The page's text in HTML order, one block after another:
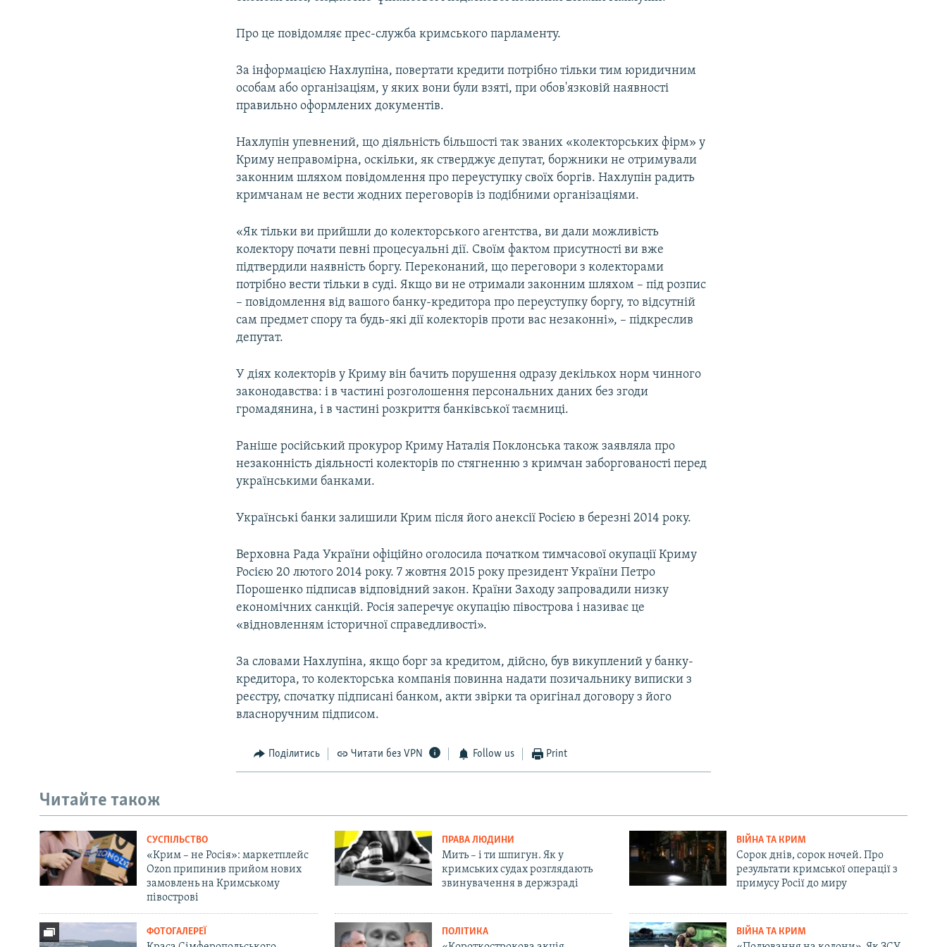
Про це повідомляє прес-служба кримського парламенту.
За інформацією Нахлупіна, повертати кредити потрібно тільки тим юридичним
особам або організаціям, у яких вони були взяті, при обов'язковій наявності
правильно оформлених документів.
Нахлупін упевнений, що діяльність більшості так званих «колекторських фірм» у
Криму неправомірна, оскільки, як стверджує депутат, боржники не отримували
законним шляхом повідомлення про переуступку своїх боргів. Нахлупін радить
кримчанам не вести жодних переговорів із подібними організаціями.
«Як тільки ви прийшли до колекторського агентства, ви дали можливість
колектору почати певні процесуальні дії. Своїм фактом присутності ви вже
підтвердили наявність боргу. Переконаний, що переговори з колекторами
потрібно вести тільки в суді. Якщо ви не отримали законним шляхом – під розпис
– повідомлення від вашого банку-кредитора про переуступку боргу, то відсутній
сам предмет спору та будь-які дії колекторів проти вас незаконні», – підкреслив
депутат.
У діях колекторів у Криму він бачить порушення одразу декількох норм чинного
законодавства: і в частині розголошення персональних даних без згоди
громадянина, і в частині розкриття банківської таємниці.
Раніше російський прокурор Криму Наталія Поклонська також заявляла про
незаконність діяльності колекторів по стягненню з кримчан заборгованості перед
українськими банками.
Українські банки залишили Крим після його анексії Росією в березні 2014 року.
Верховна Рада України офіційно оголосила початком тимчасової окупації Криму
Росією 20 лютого 2014 року. 7 жовтня 2015 року президент України Петро
Порошенко підписав відповідний закон. Країни Заходу запровадили низку
економічних санкцій. Росія заперечує окупацію півострова і називає це
«відновленням історичної справедливості».
За словами Нахлупіна, якщо борг за кредитом, дійсно, був викуплений у банку-
кредитора, то колекторська компанія повинна надати позичальнику виписки з
реєстру, спочатку підписані банком, акти звірки та оригінал договору з його
власноручним підписом.
Поділитись Читати без VPN Follow us Print
Читайте також
СУСПІЛЬСТВО
«Крим – не Росія»: маркетплейс
Ozon припинив прийом нових
замовлень на Кримському
півострові
ПРАВА ЛЮДИНИ
Мить – і ти шпигун. Як у
кримських судах розглядають
звинувачення в держзраді
ВІЙНА ТА КРИМ
Сорок днів, сорок ночей. Про
результати кримської операції з
примусу Росії до миру
ФОТОГАЛЕРЕЇ ПОЛІТИКА ВІЙНА ТА КРИМ